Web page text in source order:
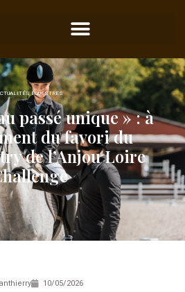
ÉQUESTRES
passé unique » : à
du favori du
de l’Anjou Loire
10/05/2026